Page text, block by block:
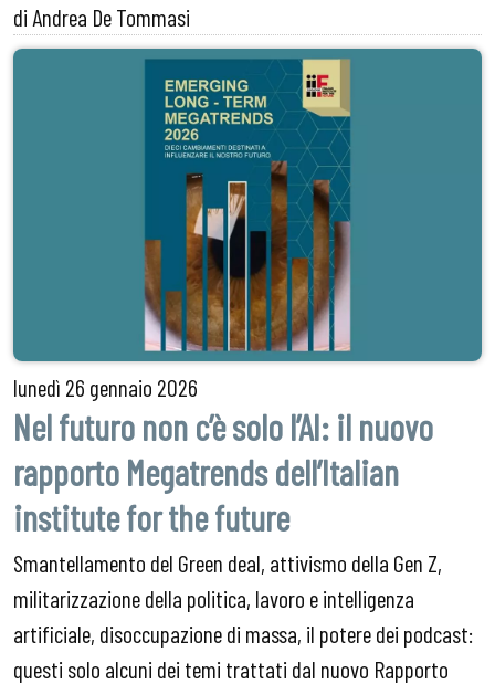
di Andrea De Tommasi
lunedì 26 gennaio 2026
Nel futuro non c’è solo l’AI: il nuovo
rapporto Megatrends dell’Italian
institute for the future
Smantellamento del Green deal, attivismo della Gen Z,
militarizzazione della politica, lavoro e intelligenza
artificiale, disoccupazione di massa, il potere dei podcast:
questi solo alcuni dei temi trattati dal nuovo Rapporto